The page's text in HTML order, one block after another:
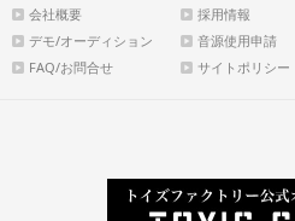
会社概要
採用情報
デモ/オーディション
音源使用申請
FAQ/お問合せ
サイトポリシー